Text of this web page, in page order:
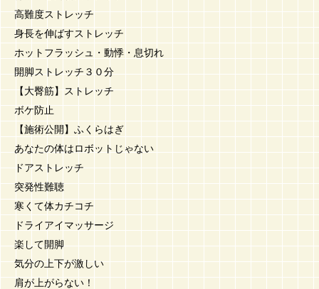
高難度ストレッチ
身長を伸ばすストレッチ
ホットフラッシュ・動悸・息切れ
開脚ストレッチ３０分
【大臀筋】ストレッチ
ボケ防止
【施術公開】ふくらはぎ
あなたの体はロボットじゃない
ドアストレッチ
突発性難聴
寒くて体カチコチ
ドライアイマッサージ
楽して開脚
気分の上下が激しい
肩が上がらない！